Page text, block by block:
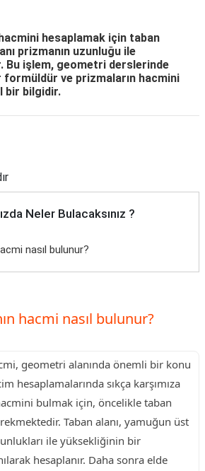
hesaplamak için taban
prizmanın uzunluğu ile
Bu işlem, geometri derslerinde
formüldür ve prizmaların hacmini
bir bilgidir.
Neler Bulacaksınız ?
nasıl bulunur?
hacmi nasıl bulunur?
geometri alanında önemli bir konu
hesaplamalarında sıkça karşımıza
bulmak için, öncelikle taban
Taban alanı, yamuğun üst
ile yüksekliğinin bir
hesaplanır. Daha sonra elde